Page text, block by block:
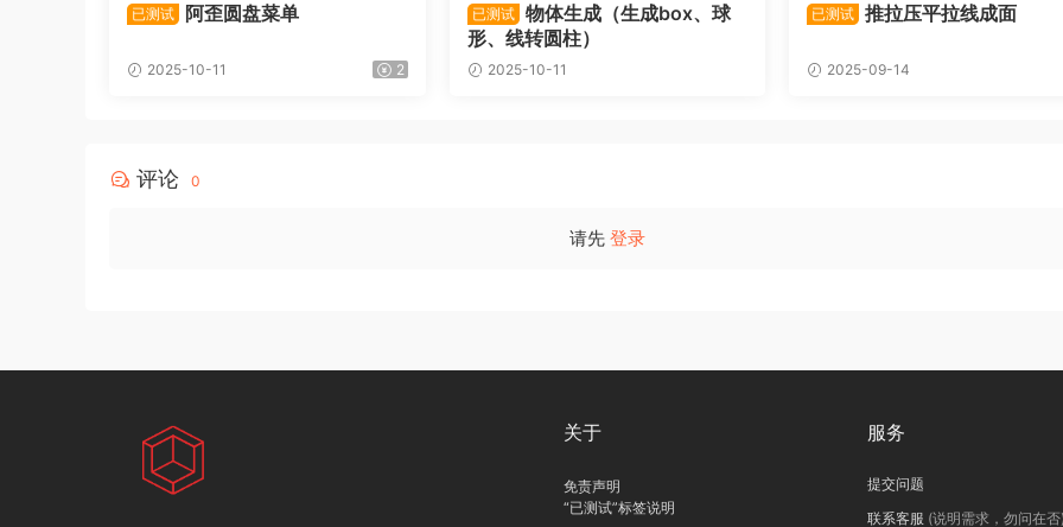
已测试 阿歪圆盘菜单
2025-10-11 2
已测试
物体生成（生成box、球
形、线转圆柱）
2025-10-11
已测试 推拉压平拉线成面
2025-09-14
评论 0
请先 登录
关于
免责声明
“已测试”标签说明
服务
提交问题
联系客服 (说明需求，勿问在否